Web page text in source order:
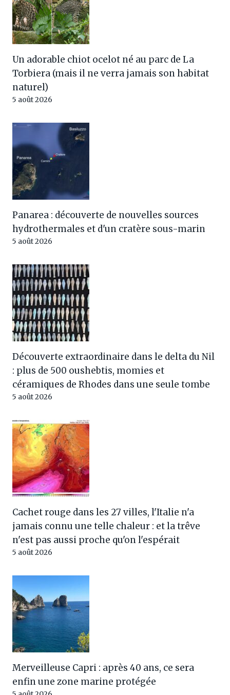
Un adorable chiot ocelot né au parc de La
Torbiera (mais il ne verra jamais son habitat
naturel)
5 août 2026
Panarea : découverte de nouvelles sources
hydrothermales et d'un cratère sous-marin
5 août 2026
Découverte extraordinaire dans le delta du Nil
: plus de 500 oushebtis, momies et
céramiques de Rhodes dans une seule tombe
5 août 2026
Cachet rouge dans les 27 villes, l'Italie n'a
jamais connu une telle chaleur : et la trêve
n'est pas aussi proche qu'on l'espérait
5 août 2026
Merveilleuse Capri : après 40 ans, ce sera
enfin une zone marine protégée